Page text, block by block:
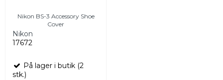
Nikon BS-3 Accessory Shoe
Cover
Nikon
17672
På lager i butik (2
stk.)